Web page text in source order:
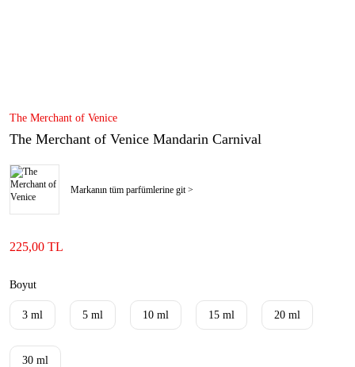
The Merchant of Venice
The Merchant of Venice Mandarin Carnival
Markanın tüm parfümlerine git >
225,00 TL
Boyut
3 ml 5 ml 10 ml 15 ml 20 ml
30 ml